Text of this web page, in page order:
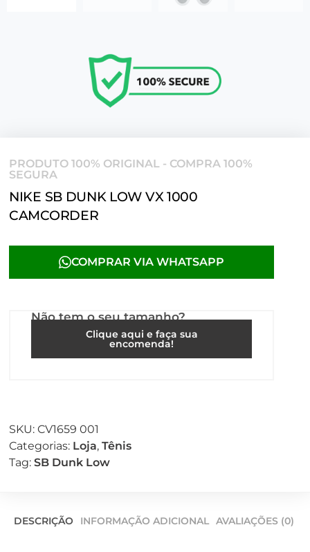
PRODUTO 100% ORIGINAL - COMPRA 100%
SEGURA
NIKE SB DUNK LOW VX 1000
CAMCORDER
COMPRAR VIA WHATSAPP
Não tem o seu tamanho?
Clique aqui e faça sua
encomenda!
SKU: CV1659 001
Categorias: Loja, Tênis
Tag: SB Dunk Low
DESCRIÇÃO INFORMAÇÃO ADICIONAL AVALIAÇÕES (0)